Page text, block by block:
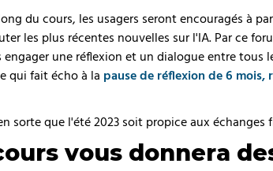
du cours, les usagers seront encouragés à
les plus récentes nouvelles sur l'IA. Par ce
engager une réflexion et un dialogue entre tous
qui fait écho à la pause de réflexion de 6 mois,
sorte que l'été 2023 soit propice aux échanges
vous donnera